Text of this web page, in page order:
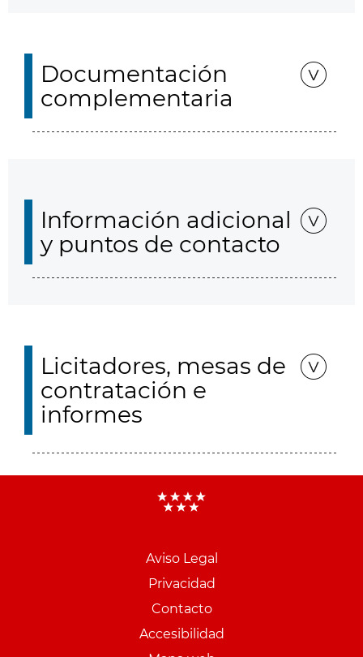
Documentación
complementaria
Información adicional
y puntos de contacto
Licitadores, mesas de
contratación e
informes
Aviso Legal
Privacidad
Contacto
Accesibilidad